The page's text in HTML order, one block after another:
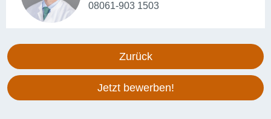
08061-903 1503
Zurück
Jetzt bewerben!